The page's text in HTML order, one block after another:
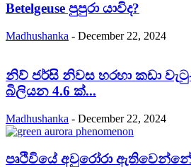
Betelgeuse පුපුරා යාවිද?
Madhushanka - December 22, 2024
නිව් ජර්සි නිවස හරහා කඩා
බිලියන 4.6 ක්...
Madhushanka - December 22, 2024
පෘථිවියේ අවුරෝරා